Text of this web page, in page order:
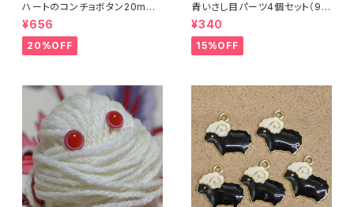
ハートのコンチョボタン20mm
（4個入り）
¥656
20%OFF
青いさし目パーツ4個セット（9m
m）（プラスチックドールアイ）
¥340
15%OFF